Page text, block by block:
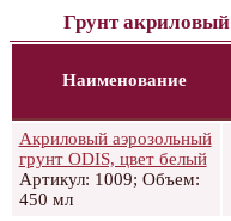
Грунт акриловый
Наименование
Акриловый аэрозольный
грунт ODIS, цвет белый
Артикул: 1009; Объем:
450 мл